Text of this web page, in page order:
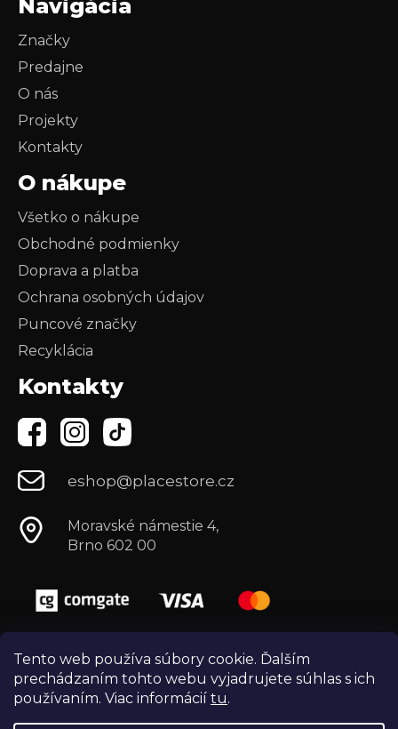
Tento web používa súbory cookie. Ďalším
prechádzaním tohto webu vyjadrujete súhlas s ich
používaním. Viac informácií tu.
Navigácia
Značky
Predajne
O nás
Projekty
Kontakty
O nákupe
Všetko o nákupe
Obchodné podmienky
Doprava a platba
Ochrana osobných údajov
Puncové značky
Recyklácia
Kontakty
eshop@placestore.cz
Moravské námestie 4,
Brno 602 00